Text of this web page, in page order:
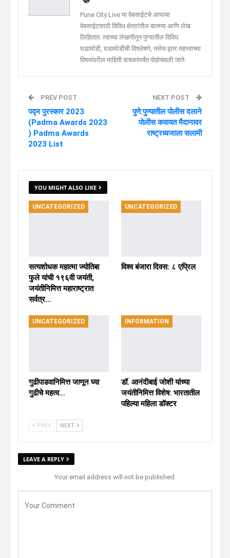
Pune City Live या वेबसाईटचे आपल्या
वेबसाईटसाठी विविध क्षेत्रांतील बातम्या आणि लेख
लिहितात. त्यांच्या लेखणीतून पुण्यातील विविध
घडामोडी, घडामोडींची विश्लेषणे, तसेच इतर महत्त्वाच्या
विषयांवरील माहिती वाचकांपर्यंत पोहोचवली जाते.
PREV POST
पद्म पुरस्कार 2023
(Padma Awards 2023
) Padma Awards
2023 List
NEXT POST
पुणे:पुण्यातील पोलीस दलाने
पोलीस कवायत मैदानावर
राष्ट्रध्वजाला सलामी
YOU MIGHT ALSO LIKE
UNCATEGORIZED
सत्यशोधक महात्मा ज्योतिबा
फुले यांची १९६वी जयंती,
जयंतीनिमित्त महाराष्ट्रात
सर्वत्र…
UNCATEGORIZED
विश्व बंजारा दिवस: ८ एप्रिल
UNCATEGORIZED
गुढीपाडवानिमित्त जाणून घ्या
गुढीचे महत्व…
INFORMATION
डॉ. आनंदीबाई जोशी यांच्या
जयंतीनिमित्त विशेष: भारतातील
पहिल्या महिला डॉक्टर
PREV NEXT
LEAVE A REPLY
Your email address will not be published.